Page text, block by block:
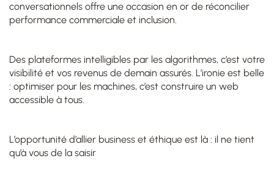
conversationnels offre une occasion en or de réconcilier
performance commerciale et inclusion.
Des plateformes intelligibles par les algorithmes, c’est votre
visibilité et vos revenus de demain assurés. L’ironie est belle
: optimiser pour les machines, c’est construire un web
accessible à tous.
L’opportunité d’allier business et éthique est là : il ne tient
qu’à vous de la saisir